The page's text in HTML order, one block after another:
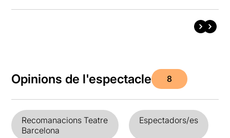
Opinions de l'espectacle 8
Recomanacions Teatre
Barcelona
Espectadors/es